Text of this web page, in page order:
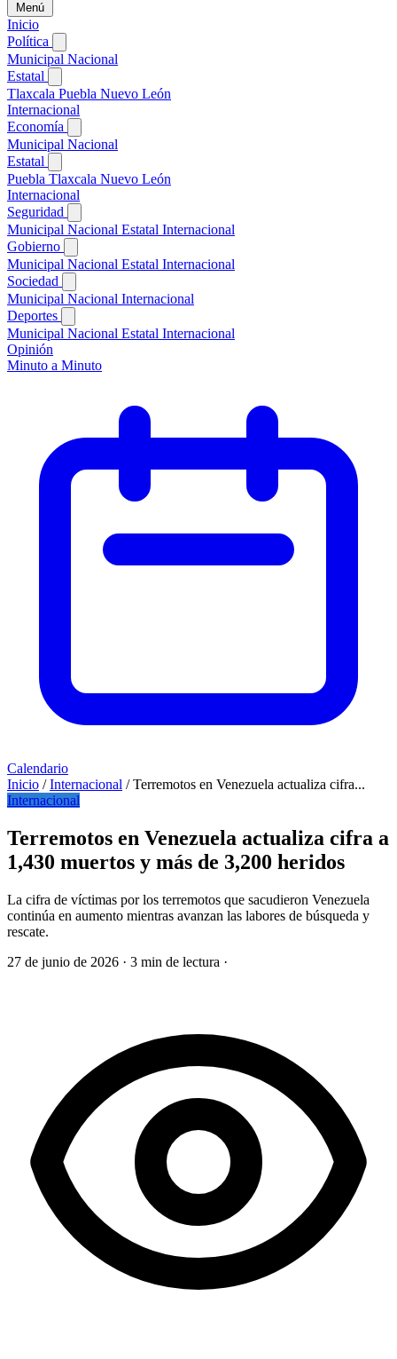
Menú
Inicio
Política
Municipal Nacional
Estatal
Tlaxcala Puebla Nuevo León
Internacional
Economía
Municipal Nacional
Estatal
Puebla Tlaxcala Nuevo León
Internacional
Seguridad
Municipal Nacional Estatal Internacional
Gobierno
Municipal Nacional Estatal Internacional
Sociedad
Municipal Nacional Internacional
Deportes
Municipal Nacional Estatal Internacional
Opinión
Minuto a Minuto
Calendario
Inicio / Internacional / Terremotos en Venezuela actualiza cifra...
Internacional
Terremotos en Venezuela actualiza cifra a
1,430 muertos y más de 3,200 heridos
La cifra de víctimas por los terremotos que sacudieron Venezuela
continúa en aumento mientras avanzan las labores de búsqueda y
rescate.
27 de junio de 2026 · 3 min de lectura ·